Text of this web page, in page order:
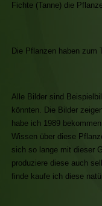
Fichte (Tanne) die
Die Pflanzen haben zum
Alle Bilder sind
könnten. Die Bilder
habe ich 1989
Wissen über diese
sich so lange mit dieser
produziere diese auch
finde kaufe ich diese